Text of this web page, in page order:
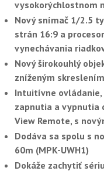
vysokorýchlostnom
Nový snímač 1/2.5
strán 16:9 a
vynechávania
Nový širokouhlý
zníženým
Intuitívne
zapnutia a vypnutia
View Remote, s
Dodáva sa spolu s
60m (MPK-UWH1)
Dokáže zachytiť